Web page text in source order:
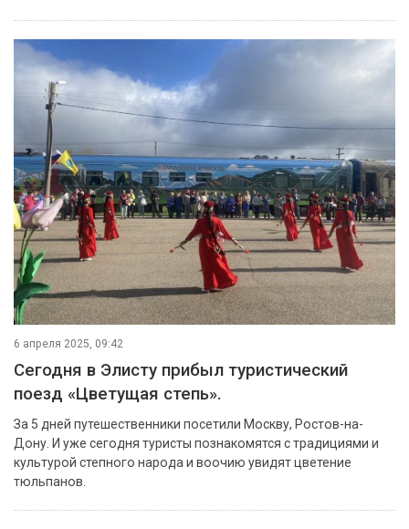
6 апреля 2025, 09:42
Сегодня в Элисту прибыл туристический
поезд «Цветущая степь».
За 5 дней путешественники посетили Москву, Ростов-на-
Дону. И уже сегодня туристы познакомятся с традициями и
культурой степного народа и воочию увидят цветение
тюльпанов.